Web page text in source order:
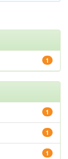
1
1
1
1